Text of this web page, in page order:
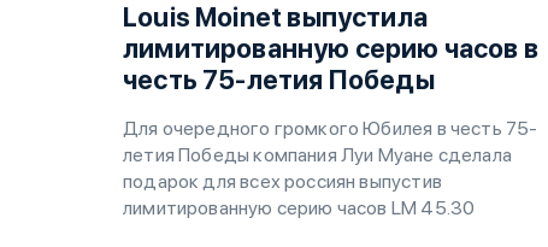
Louis Moinet выпустила
лимитированную серию часов в
честь 75-летия Победы
Для очередного громкого Юбилея в честь 75-
летия Победы компания Луи Муане сделала
подарок для всех россиян выпустив
лимитированную серию часов LM 45.30